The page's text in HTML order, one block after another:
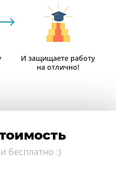
И защищаете работу
на отлично!
бесплатно :)